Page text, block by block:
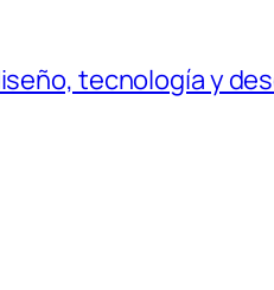
tecnología y